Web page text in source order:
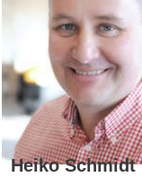
Heiko Schmidt